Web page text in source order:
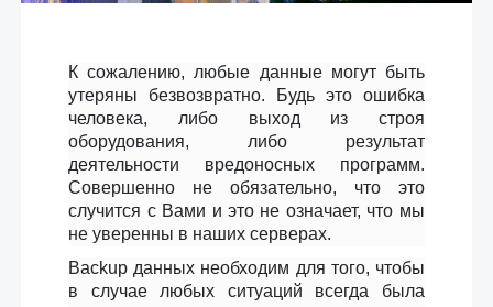
К сожалению, любые данные могут быть
утеряны безвозвратно. Будь это ошибка
человека, либо выход из строя
оборудования, либо результат
деятельности вредоносных программ.
Совершенно не обязательно, что это
случится с Вами и это не означает, что мы
не уверенны в наших серверах.
Backup данных необходим для того, чтобы
в случае любых ситуаций всегда была